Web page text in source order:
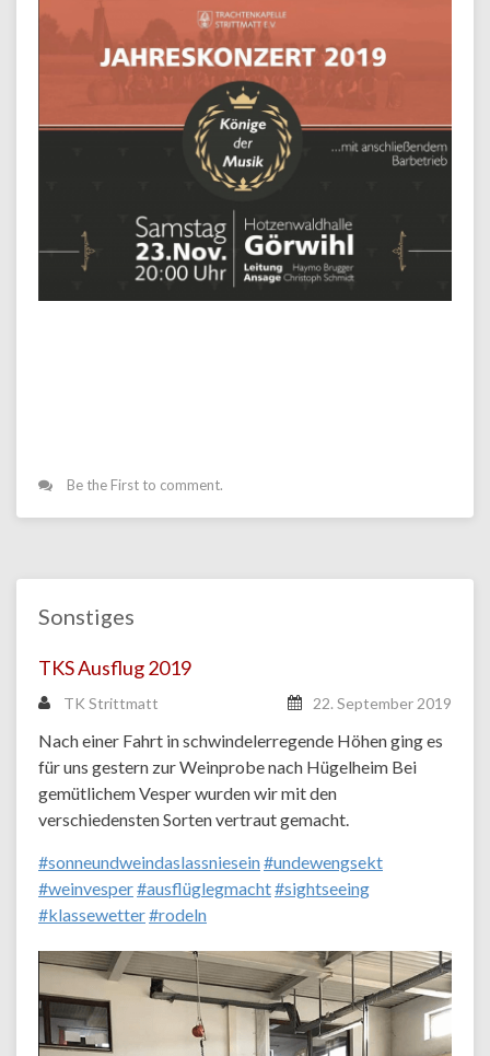
Be the First to comment.
Sonstiges
TKS Ausflug 2019
TK Strittmatt 22. September 2019
Nach einer Fahrt in schwindelerregende Höhen ging es
für uns gestern zur Weinprobe nach Hügelheim Bei
gemütlichem Vesper wurden wir mit den
verschiedensten Sorten vertraut gemacht.
#sonneundweindaslassniesein#undewengsekt
#weinvesper#ausflüglegmacht#sightseeing
#klassewetter#rodeln